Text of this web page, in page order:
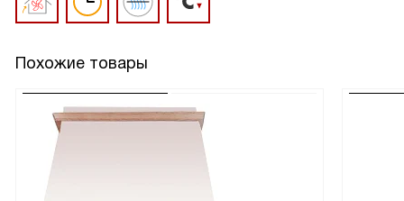
Похожие товары